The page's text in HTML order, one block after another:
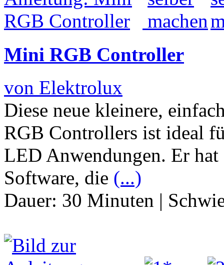
Mini RGB Controller
von Elektrolux
Diese neue kleinere,
RGB Controllers ist ideal
LED Anwendungen. Er hat
Software, die (...)
Dauer: 30 Minuten |